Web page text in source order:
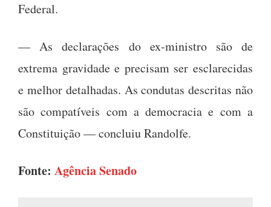
Federal.
— As declarações do ex-ministro são de
extrema gravidade e precisam ser esclarecidas
e melhor detalhadas. As condutas descritas não
são compatíveis com a democracia e com a
Constituição — concluiu Randolfe.
Fonte: Agência Senado